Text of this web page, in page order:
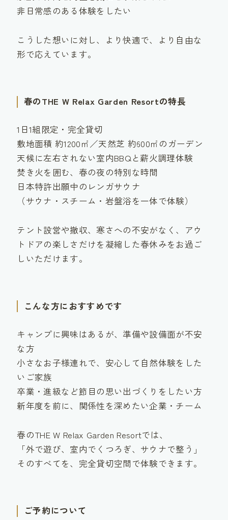
非日常感のある体験をしたい
こうした想いに対し、
より快適で、より自由な
形で応えています。
春のTHE W Relax Garden Resortの特長
1日1組限定・完全貸切
敷地面積 約1200㎡／天然芝 約600㎡のガーデン
天候に左右されない室内BBQと薪火調理体験
焚き火を囲む、春の夜の特別な時間
日本特許出願中のレンガサウナ
（サウナ・スチーム・岩盤浴を一体で体験）
テント設営や撤収、寒さへの不安がなく、アウ
トドアの楽しさだけを凝縮した春休みをお過ご
しいただけます。
こんな方におすすめです
キャンプに興味はあるが、準備や設備面が不安
な方
小さなお子様連れで、安心して自然体験をした
いご家族
卒業・進級など節目の思い出づくりをしたい方
新年度を前に、関係性を深めたい企業・チーム
春のTHE W Relax Garden Resortでは、
「外で遊び、室内でくつろぎ、サウナで整う」
そのすべてを、完全貸切空間で体験できます。
ご予約について